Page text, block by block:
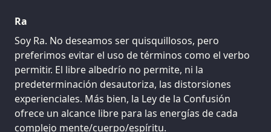
Ra
Soy Ra. No deseamos ser quisquillosos, pero
preferimos evitar el uso de términos como el verbo
permitir. El libre albedrío no permite, ni la
predeterminación desautoriza, las distorsiones
experienciales. Más bien, la Ley de la Confusión
ofrece un alcance libre para las energías de cada
complejo mente/cuerpo/espíritu.